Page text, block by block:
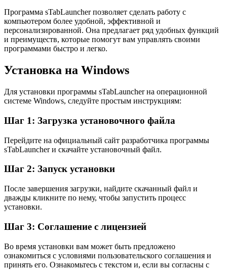
Программа sTabLauncher позволяет сделать работу с
компьютером более удобной, эффективной и
персонализированной. Она предлагает ряд удобных функций
и преимуществ, которые помогут вам управлять своими
программами быстро и легко.
Установка на Windows
Для установки программы sTabLauncher на операционной
системе Windows, следуйте простым инструкциям:
Шаг 1: Загрузка установочного файла
Перейдите на официальный сайт разработчика программы
sTabLauncher и скачайте установочный файл.
Шаг 2: Запуск установки
После завершения загрузки, найдите скачанный файл и
дважды кликните по нему, чтобы запустить процесс
установки.
Шаг 3: Соглашение с лицензией
Во время установки вам может быть предложено
ознакомиться с условиями пользовательского соглашения и
принять его. Ознакомьтесь с текстом и, если вы согласны с